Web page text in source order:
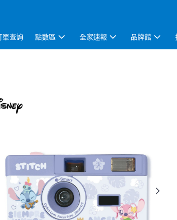
單查詢 點數區 全家速報 品牌館